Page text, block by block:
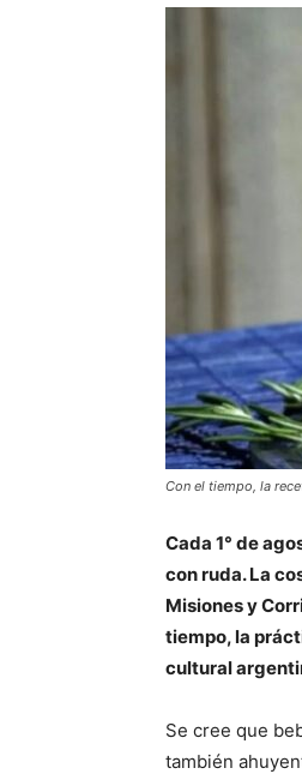
Con el tiempo, la
Cada 1° de
con ruda. La
Misiones y
tiempo, la
cultural
Se cree que
también